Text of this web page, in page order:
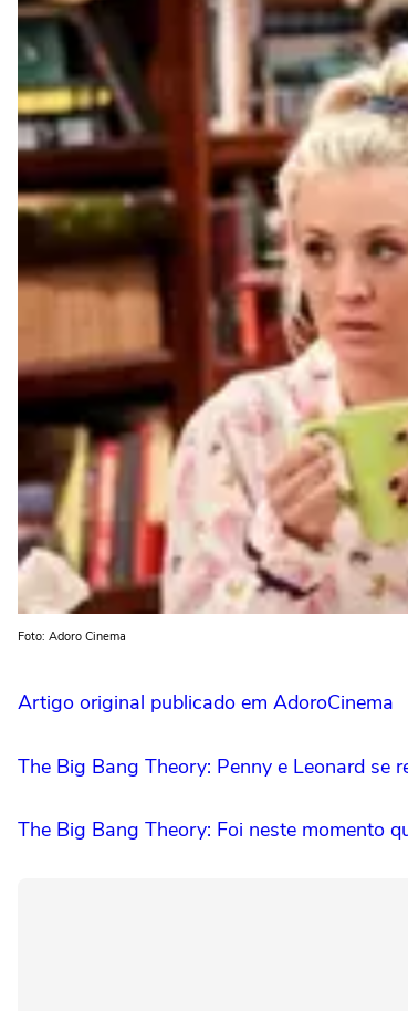
Foto: Adoro Cinema
Artigo original publicado em AdoroCinema
The Big Bang Theory: Penny e Leonard se
The Big Bang Theory: Foi neste momento